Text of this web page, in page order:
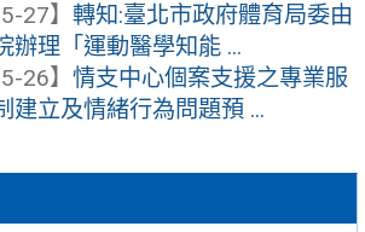
27】 轉知:臺北市政府體育局委由
辦理「運動醫學知能 ...
26】 情支中心個案支援之專業服
建立及情緒行為問題預 ...